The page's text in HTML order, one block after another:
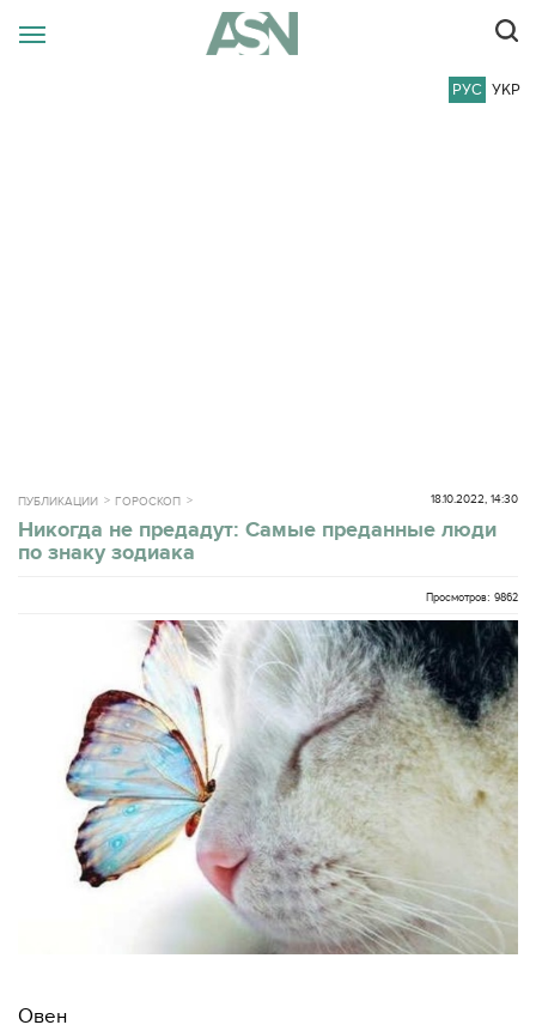
РУС УКР
ПУБЛИКАЦИИ ГОРОСКОП 18.10.2022, 14:30
Никогда не предадут: Самые преданные люди
по знаку зодиака
Просмотров: 9862
Овен